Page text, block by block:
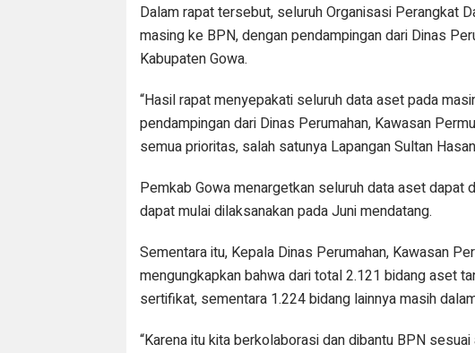
Dalam rapat tersebut, seluruh Organisasi Perangkat
masing ke BPN, dengan pendampingan dari Dinas
Kabupaten Gowa.
“Hasil rapat menyepakati seluruh data aset pada
pendampingan dari Dinas Perumahan, Kawasan
semua prioritas, salah satunya Lapangan Sultan
Pemkab Gowa menargetkan seluruh data aset
dapat mulai dilaksanakan pada Juni mendatang.
Sementara itu, Kepala Dinas Perumahan, Kawasan
mengungkapkan bahwa dari total 2.121 bidang aset
sertifikat, sementara 1.224 bidang lainnya masih
“Karena itu kita berkolaborasi dan dibantu BPN